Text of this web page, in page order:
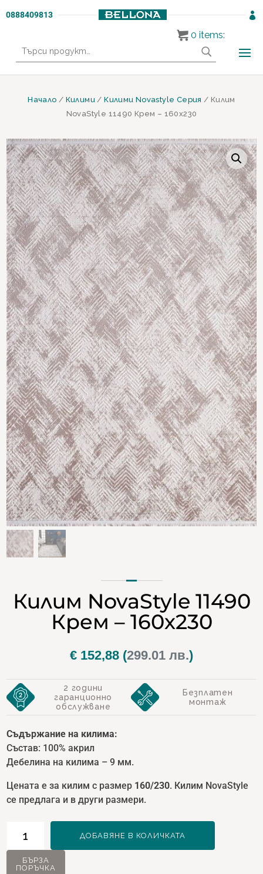
0888409813 
за:
Начало / Килими/Килими Novastyle Серия / Килим
NovaStyle 11490 Крем – 160х230
Килим NovaStyle 11490
Крем – 160х230
€ 152,88 (299.01 лв.)
2 години
гаранционно
обслужване
Безплатен
монтаж
Съдържание на килима:
Състав: 100% акрил
Дебелина на килима – 9 мм.
Цената е за килим с размер 160/230. Килим NovaStyle
се предлага и в други размери.
Килим
NovaStyle
ДОБАВЯНЕ В КОЛИЧКАТА
БЪРЗА
ПОРЪЧКА
0 items: